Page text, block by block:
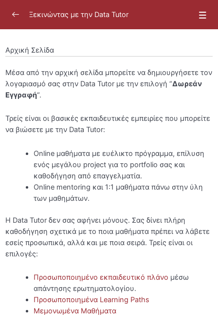
Ξεκινώντας με την Data Tutor 0/26
[SOS: Για προβολή των βίντεο]
Ενεργοποίηση Cookies Εμπορικής Προώθησης
00:45
Αρχική Σελίδα
Εγγραφή στην Πλατφόρμα
Καθαρισμός Ενεργών Συνεδριών 00:30
Dashboard 06:13
Εξατομικευμένο Εκπαιδευτικό Πρόγραμμα
Αναζήτηση Μαθημάτων, Learning Paths
και Υπηρεσιών
Ξεκινώντας με την Data Tutor
Αρχική Σελίδα
Μέσα από την αρχική σελίδα μπορείτε να δημιουργήσετε τον
λογαριασμό σας στην Data Tutor με την επιλογή “Δωρεάν
Εγγραφή“.
Τρείς είναι οι βασικές εκπαιδευτικές εμπειρίες που μπορείτε
να βιώσετε με την Data Tutor:
Online μαθήματα με ευέλικτο πρόγραμμα, επίλυση
ενός μεγάλου project για το portfolio σας και
καθοδήγηση από επαγγελματία.
Online mentoring και 1:1 μαθήματα πάνω στην ύλη
των μαθημάτων.
Η Data Tutor δεν σας αφήνει μόνους. Σας δίνει πλήρη
καθοδήγηση σχετικά με το ποια μαθήματα πρέπει να λάβετε
εσείς προσωπικά, αλλά και με ποια σειρά. Τρείς είναι οι
επιλογές:
Προσωποποιημένο εκπαιδευτικό πλάνο μέσω
απάντησης ερωτηματολογίου.
Προσωποποιημένα Learning Paths
Μεμονωμένα Μαθήματα